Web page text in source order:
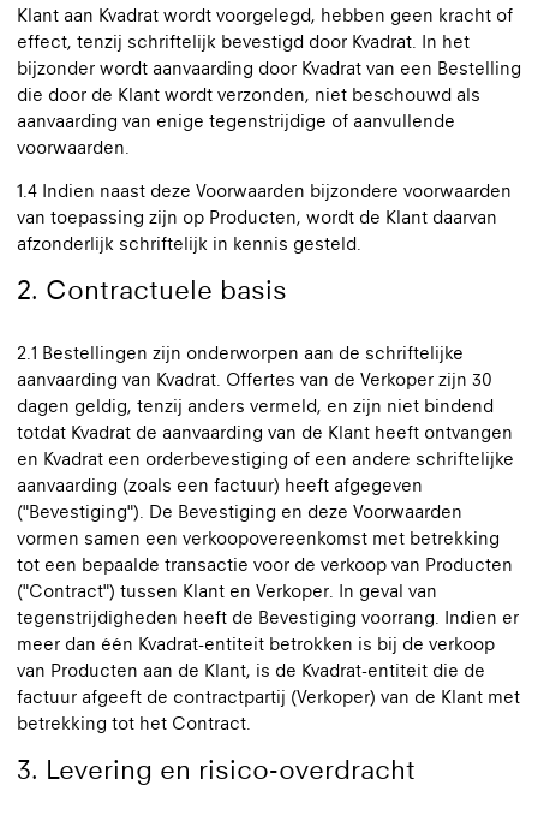
Klant aan Kvadrat wordt voorgelegd, hebben geen kracht of
effect, tenzij schriftelijk bevestigd door Kvadrat. In het
bijzonder wordt aanvaarding door Kvadrat van een Bestelling
die door de Klant wordt verzonden, niet beschouwd als
aanvaarding van enige tegenstrijdige of aanvullende
voorwaarden.
1.4 Indien naast deze Voorwaarden bijzondere voorwaarden
van toepassing zijn op Producten, wordt de Klant daarvan
afzonderlijk schriftelijk in kennis gesteld.
2. Contractuele basis
2.1 Bestellingen zijn onderworpen aan de schriftelijke
aanvaarding van Kvadrat. Offertes van de Verkoper zijn 30
dagen geldig, tenzij anders vermeld, en zijn niet bindend
totdat Kvadrat de aanvaarding van de Klant heeft ontvangen
en Kvadrat een orderbevestiging of een andere schriftelijke
aanvaarding (zoals een factuur) heeft afgegeven
("Bevestiging"). De Bevestiging en deze Voorwaarden
vormen samen een verkoopovereenkomst met betrekking
tot een bepaalde transactie voor de verkoop van Producten
("Contract") tussen Klant en Verkoper. In geval van
tegenstrijdigheden heeft de Bevestiging voorrang. Indien er
meer dan één Kvadrat-entiteit betrokken is bij de verkoop
van Producten aan de Klant, is de Kvadrat-entiteit die de
factuur afgeeft de contractpartij (Verkoper) van de Klant met
betrekking tot het Contract.
3. Levering en risico-overdracht